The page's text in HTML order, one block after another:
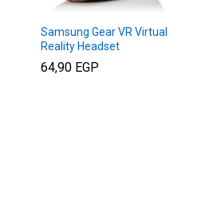
Samsung Gear VR Virtual
Reality Headset
64,90 EGP
64,90 EGP